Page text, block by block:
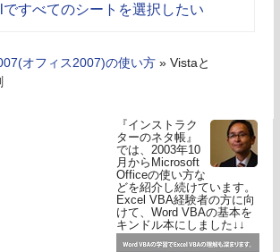
ですべてのシートを選択したい
オフィス2007)の使い方 » Vistaと
『インストラク
ターのネタ帳』
では、2003年10
月からMicrosoft
Officeの使い方な
どを紹介し続けています。
Excel VBA経験者の方に向
けて、Word VBAの基本を
キンドル本にしました↓↓